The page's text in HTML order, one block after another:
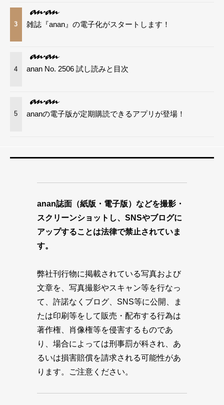
3 雑誌『anan』の電子化がスタートします！
4 anan No. 2506 試し読みと目次
5 ananの電子版が定期購読できるアプリが登場！
anan誌面（紙版・電子版）などを撮影・
スクリーンショットし、SNSやブログに
アップすることは法律で禁止されていま
す。
弊社刊行物に掲載されている写真および
文章を、写真撮影やスキャン等を行なっ
て、許諾なくブログ、SNS等に公開、ま
たは印刷等をして販売・配布する行為は
著作権、肖像権等を侵害するものであ
り、場合によっては刑事罰が科され、あ
るいは損害賠償を請求される可能性があ
ります。ご注意ください。